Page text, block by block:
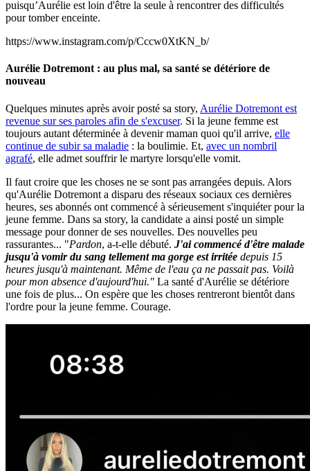
puisqu’Aurélie est loin d'être la seule à rencontrer des difficultés
pour tomber enceinte.
https://www.instagram.com/p/Cccw0XtKN_b/
Aurélie Dotremont : au plus mal, sa santé se détériore de
nouveau
Quelques minutes après avoir posté sa story, Aurélie Dotremont est
revenue sur ses paroles afin de s'excuser. Si la jeune femme est
toujours autant déterminée à devenir maman quoi qu'il arrive, elle
continue de subir sa maladie : la boulimie. Et, avec un nombril
agrafé, elle admet souffrir le martyre lorsqu'elle vomit.
Il faut croire que les choses ne se sont pas arrangées depuis. Alors
qu'Aurélie Dotremont a disparu des réseaux sociaux ces dernières
heures, ses abonnés ont commencé à sérieusement s'inquiéter pour la
jeune femme. Dans sa story, la candidate a ainsi posté un simple
message pour donner de ses nouvelles. Des nouvelles peu
rassurantes... "Pardon, a-t-elle débuté. J'ai commencé d'être malade
jusqu'à vomir du sang tellement ma gorge est irritée depuis 15
heures jusqu'à maintenant. Même de l'eau ça ne passait pas. Voilà
pour mon absence d'aujourd'hui." La santé d'Aurélie se détériore
une fois de plus... On espère que les choses rentreront bientôt dans
l'ordre pour la jeune femme. Courage.